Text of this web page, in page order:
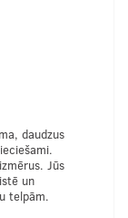
daudzus
Jūs
un
telpām.